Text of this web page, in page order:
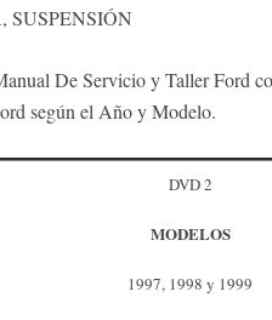
De Servicio y Taller Ford
según el Año y Modelo.
DVD 2
MODELOS
1997, 1998 y 1999